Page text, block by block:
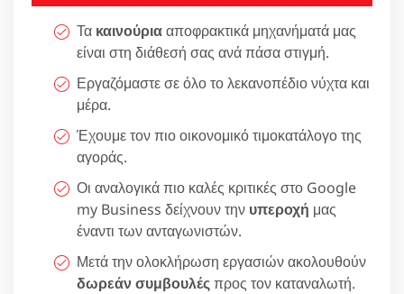
Τα καινούριααποφρακτικά μηχανήματά μας
είναι στη διάθεσή σας ανά πάσα στιγμή.
Εργαζόμαστε σε όλο το λεκανοπέδιο νύχτα και
μέρα.
Έχουμε τον πιο οικονομικό τιμοκατάλογο της
αγοράς.
Οι αναλογικά πιο καλές κριτικές στο Google
my Business δείχνουν την υπεροχή μας
έναντι των ανταγωνιστών.
Μετά την ολοκλήρωση εργασιών ακολουθούν
δωρεάν συμβουλέςπρος τον καταναλωτή.